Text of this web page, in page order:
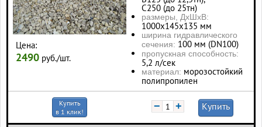
Цена:
2490 руб./шт.
С250 (до 25тн)
размеры, ДхШхВ:
1000х145х135 мм
ширина гидравлического
сечения: 100 мм (DN100)
пропускная способность:
5,2 л/сек
материал: морозостойкий
полипропилен
Купить
в 1 клик!
− + Купить